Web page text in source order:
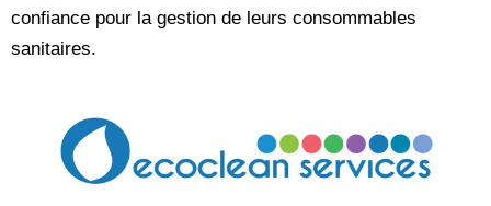
confiance pour la gestion de leurs consommables
sanitaires.